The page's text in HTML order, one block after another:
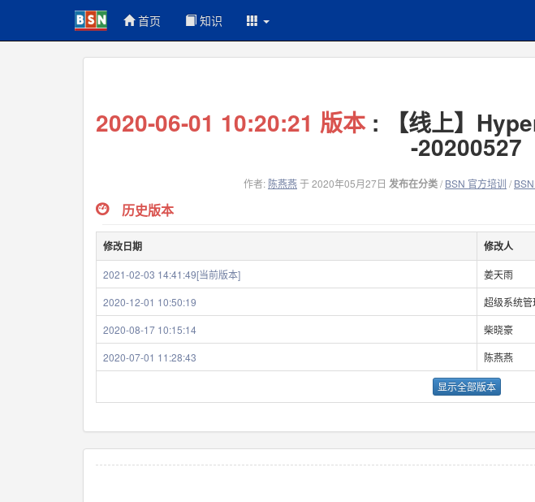
首页 知识
2020-06-01 10:20:21 版本 : 【线上】
-20200527
作者: 陈燕燕于 2020年05月27日 发布在分类/ BSN 官方培训 /
历史版本
修改日期 修改人
2021-02-03 14:41:49[当前版本] 姜天雨
2020-12-01 10:50:19
超级系统管
2020-08-17 10:15:14
柴晓豪
2020-07-01 11:28:43
陈燕燕
显示全部版本